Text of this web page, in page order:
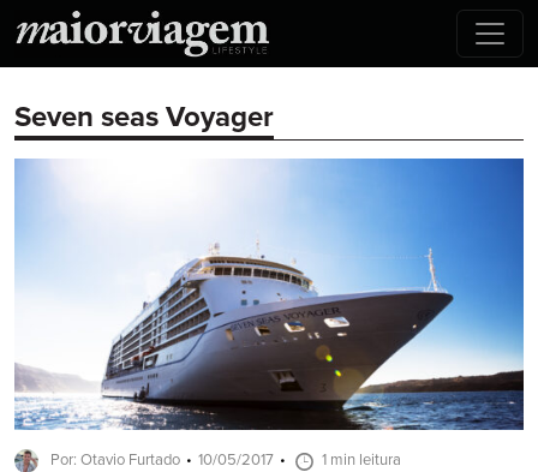
Seven seas Voyager
Por: Otavio Furtado 10/05/2017 1 min leitura